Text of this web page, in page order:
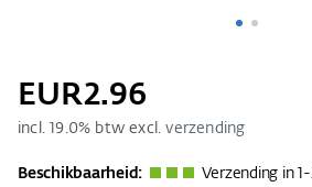
EUR2.96
incl.19.0% btw excl.verzending
Beschikbaarheid: Verzending in